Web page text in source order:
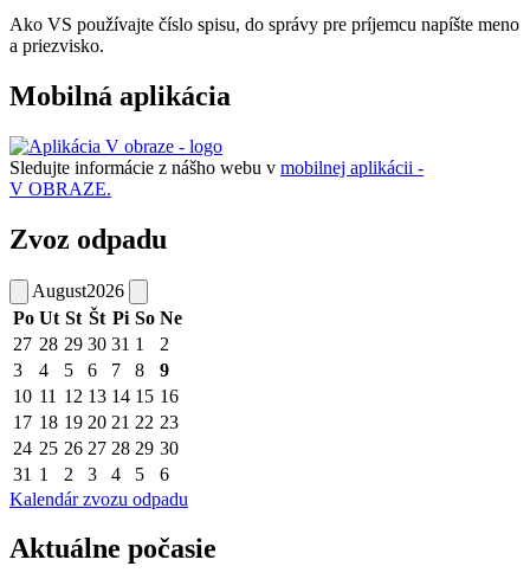
Ako VS používajte číslo spisu, do správy pre príjemcu napíšte meno
a priezvisko.
Mobilná aplikácia
Sledujte informácie z nášho webu v mobilnej aplikácii -
V OBRAZE.
Zvoz odpadu
August2026
Po Ut St Št Pi So Ne
27 28 29 30 31 1
2
3
4 5 6 7 8
9
10 11 12 13 14 15 16
17 18 19 20 21 22 23
24 25 26 27 28 29 30
31 1 2 3 4 5
6
Kalendár zvozu odpadu
Aktuálne počasie